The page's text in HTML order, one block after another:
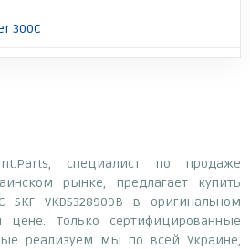
300C
специалист по продаже
рынке, предлагает купить
SKF VKDS328909B в оригинальном
цене. Только сертифицированные
реализуем мы по всей Украине,